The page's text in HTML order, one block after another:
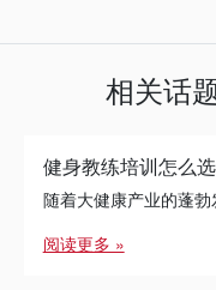
相关话
阅读更多 »